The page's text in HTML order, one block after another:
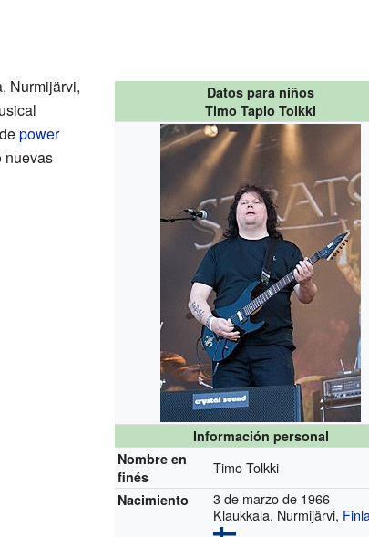
Datos para niños
Timo Tapio Tolkki
Información personal
Nombre en
finés
Timo Tolkki
Nacimiento
3 de marzo de 1966
Klaukkala, Nurmijärvi,
Nurmijärvi,
power
nuevas